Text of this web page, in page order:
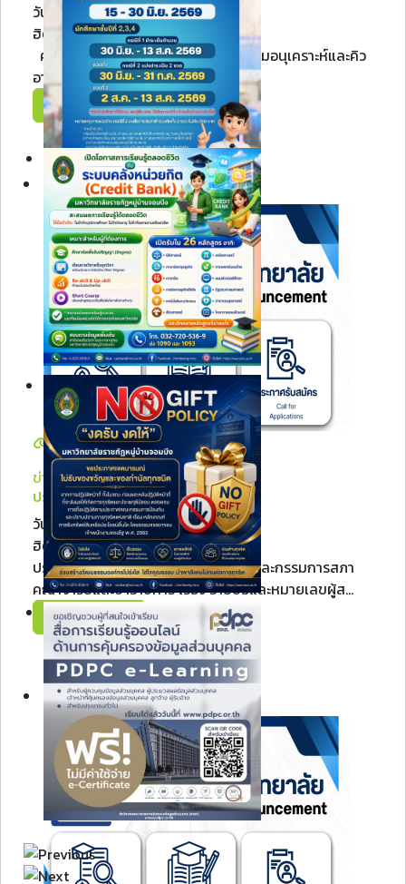
วันศุกร์, 07 สิงหาคม 2569 09:34
ฮิต: 7
คลิกที่รูปภาพเพื่อดูภาพหนังสือขอความอนุเคราะห์และคิว
อาร์โค้ดขนาดเต็ม ศูนย...
Read More
ข่าวสรรหา/รับสมัคร
ประกาศรายชื่อและหมายเลขผู...
วันพฤหัสบดี, 06 สิงหาคม 2569 15:41
ฮิต: 12
ประกาศคณะกรรมการเลือกตั้งประธานและกรรมการสภา
คณาจารย์และข้าราชการ เรื่อง รายชื่อและหมายเลขผู้ส...
Read More